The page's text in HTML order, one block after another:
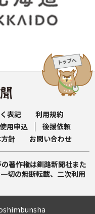
表記
利用規約
用申込
後援依頼
針 お問い合わせ
著作権は釧路新聞社また
切の無断転載、二次利用